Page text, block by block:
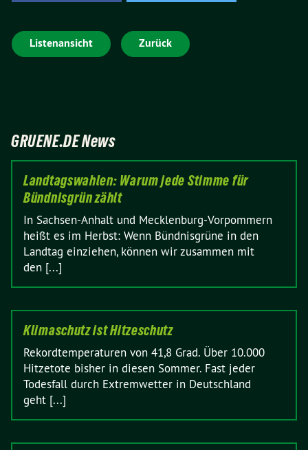
Listenansicht Zurück
GRUENE.DE News
Landtagswahlen: Warum jede Stimme für
Bündnisgrün zählt
In Sachsen-Anhalt und Mecklenburg-Vorpommern
heißt es im Herbst: Wenn Bündnisgrüne in den
Landtag einziehen, können wir zusammen mit
den [...]
Klimaschutz ist Hitzeschutz
Rekordtemperaturen von 41,8 Grad. Über 10.000
Hitzetote bisher in diesen Sommer. Fast jeder
Todesfall durch Extremwetter in Deutschland
geht [...]